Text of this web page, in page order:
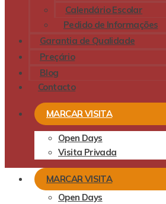
Calendário Escolar
Pedido de Informações
Garantia de Qualidade
Preçário
Blog
Contacto
MARCAR VISITA
Open Days
Visita Privada
MARCAR VISITA
Open Days